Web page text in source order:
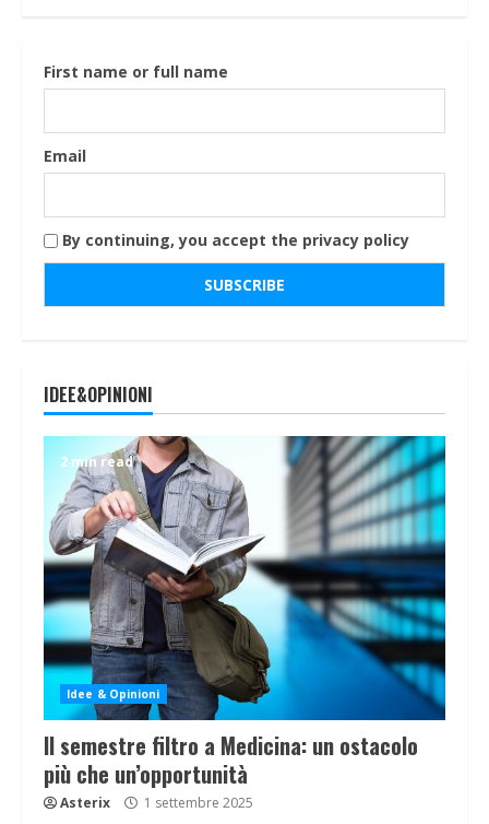
First name or full name
Email
By continuing, you accept the privacy policy
IDEE&OPINIONI
2 min read
Idee & Opinioni
Il semestre filtro a Medicina: un ostacolo
più che un’opportunità
Asterix 1 settembre 2025